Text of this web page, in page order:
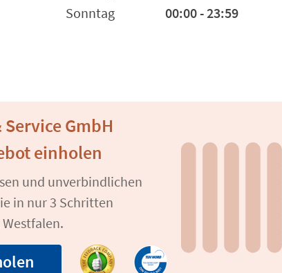
Sonntag
00:00 - 23:59
GmbH
einholen
und unverbindlichen
in nur 3 Schritten